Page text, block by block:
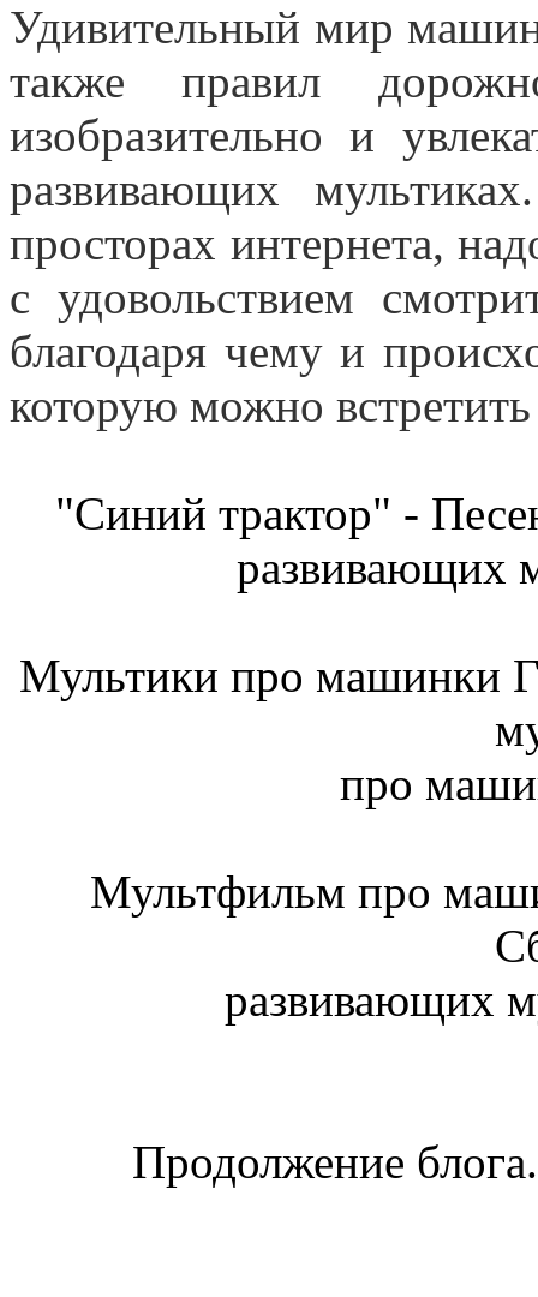
Удивительный мир
также правил
изобразительно и
развивающих
просторах интернета,
с удовольствием
благодаря чему и
которую можно
"Синий трактор" -
развивающих
Мультики про машинки
про
Мультфильм про
развивающих
Продолжение